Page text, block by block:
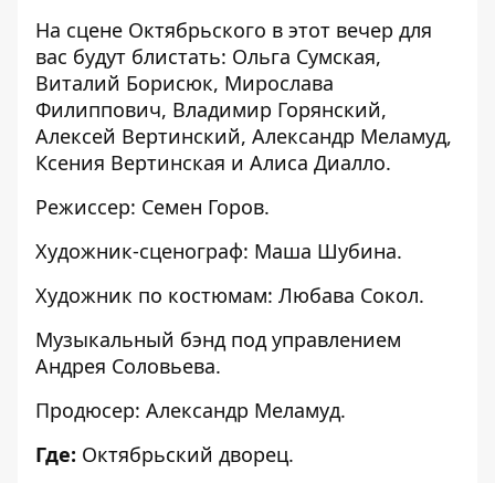
На сцене Октябрьского в этот вечер для
вас будут блистать: Ольга Сумская,
Виталий Борисюк, Мирослава
Филиппович, Владимир Горянский,
Алексей Вертинский, Александр Меламуд,
Ксения Вертинская и Алиса Диалло.
Режиссер: Семен Горов.
Художник-сценограф: Маша Шубина.
Художник по костюмам: Любава Сокол.
Музыкальный бэнд под управлением
Андрея Соловьева.
Продюсер: Александр Меламуд.
Где: Октябрьский дворец.